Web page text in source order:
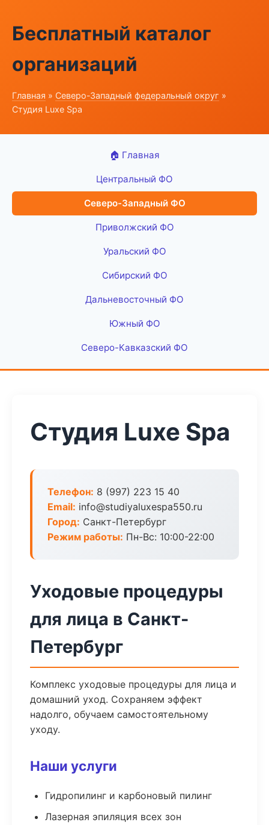
Бесплатный каталог
организаций
Главная » Северо-Западный федеральный округ »
Студия Luxe Spa
🏠 Главная
Центральный ФО
Северо-Западный ФО
Приволжский ФО
Уральский ФО
Сибирский ФО
Дальневосточный ФО
Южный ФО
Северо-Кавказский ФО
Студия Luxe Spa
Телефон: 8 (997) 223 15 40
Email: info@studiyaluxespa550.ru
Город: Санкт-Петербург
Режим работы: Пн-Вс: 10:00-22:00
Уходовые процедуры
для лица в Санкт-
Петербург
Комплекс уходовые процедуры для лица и
домашний уход. Сохраняем эффект
надолго, обучаем самостоятельному
уходу.
Наши услуги
Гидропилинг и карбоновый пилинг
Лазерная эпиляция всех зон